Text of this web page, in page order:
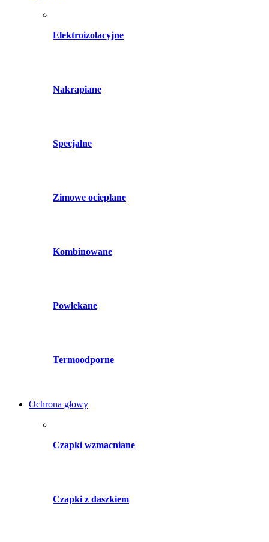
Elektroizolacyjne
Nakrapiane
Specjalne
Zimowe ocieplane
Kombinowane
Powlekane
Termoodporne
Ochrona głowy
Czapki wzmacniane
Czapki z daszkiem